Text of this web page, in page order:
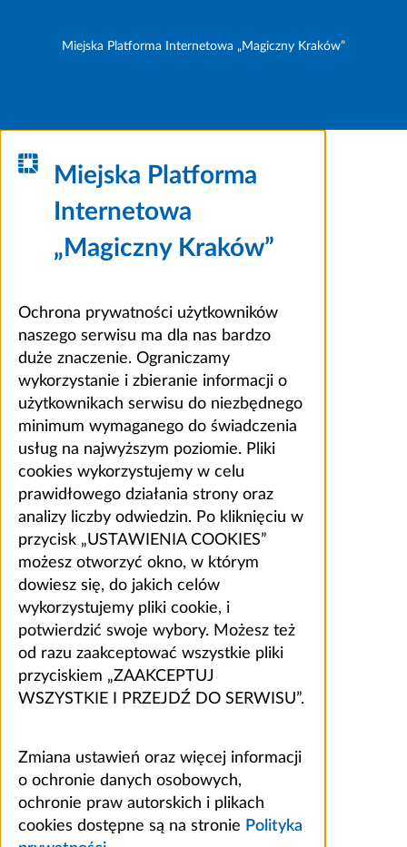
Miejska Platforma Internetowa „Magiczny Kraków”
Miejska Platforma
Internetowa
„Magiczny Kraków”
Ochrona prywatności użytkowników
naszego serwisu ma dla nas bardzo
duże znaczenie. Ograniczamy
wykorzystanie i zbieranie informacji o
użytkownikach serwisu do niezbędnego
minimum wymaganego do świadczenia
usług na najwyższym poziomie. Pliki
cookies wykorzystujemy w celu
prawidłowego działania strony oraz
analizy liczby odwiedzin. Po kliknięciu w
przycisk „USTAWIENIA COOKIES”
możesz otworzyć okno, w którym
dowiesz się, do jakich celów
wykorzystujemy pliki cookie, i
potwierdzić swoje wybory. Możesz też
od razu zaakceptować wszystkie pliki
przyciskiem „ZAAKCEPTUJ
WSZYSTKIE I PRZEJDŹ DO SERWISU”.
Zmiana ustawień oraz więcej informacji
o ochronie danych osobowych,
ochronie praw autorskich i plikach
cookies dostępne są na stronie Polityka